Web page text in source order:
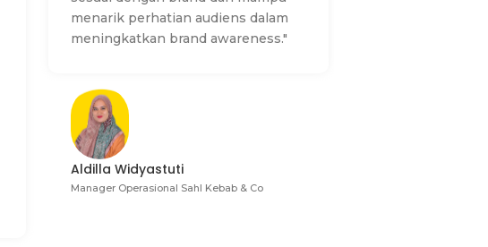
Aldilla Widyastuti
Manager Operasional Sahl Kebab & Co
menarik perhatian audiens dalam
meningkatkan brand awareness."